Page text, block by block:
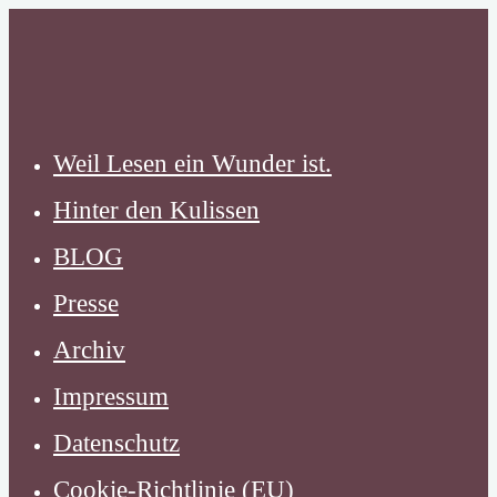
Weil Lesen ein Wunder ist.
Hinter den Kulissen
BLOG
Presse
Archiv
Impressum
Datenschutz
Cookie-Richtlinie (EU)